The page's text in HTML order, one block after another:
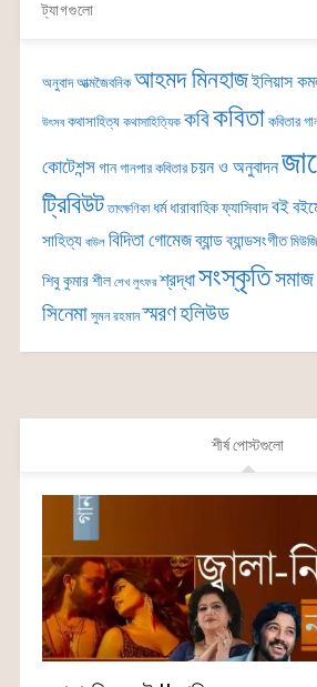
ট্যাগগুলো
অনুবাদ আত্মজৈবনিক আহমদ মিনহাজইলিয়াস
উৎসব কথাসাহিত্য কথাসাহিত্যিক কবিকবিতা কবিতার
কোটেশন্সগান গানপার কবিতার চয়ন ও অনুবাদন
ট্রিবিউট তাৎক্ষণিকা ধর্ম ধারাবাহিকফ্যাসিবাদবই
সাহিত্য বাউল বিদিতা গোমেজব্যান্ডব্যান্ডসংগীত
শিবু কুমার শীল শেখ লুৎফর শ্রদ্ধাসংস্কৃতিসমাজ
সিনেমা সুমন রহমান স্মরণহলিউড
শীর্ষ পোস্টগুলো